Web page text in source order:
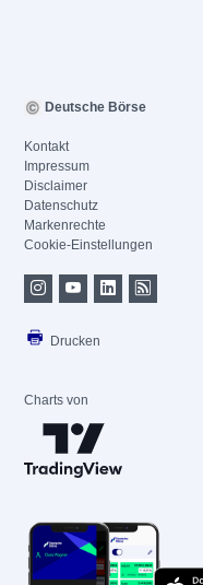
Deutsche Börse
Kontakt
Impressum
Disclaimer
Datenschutz
Markenrechte
Cookie-Einstellungen
Drucken
Charts von